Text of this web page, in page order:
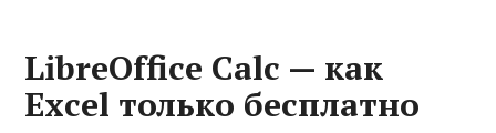
LibreOffice Calc — как
Excel только бесплатно